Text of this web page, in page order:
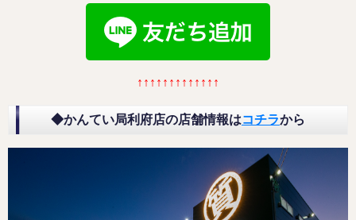
↑↑↑↑↑↑↑↑↑↑↑↑↑
◆かんてい局利府店の店舗情報はコチラから